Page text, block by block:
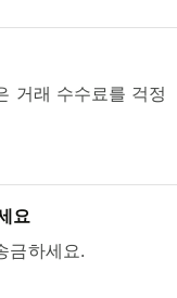
거래 수수료를 걱정
요
금하세요.